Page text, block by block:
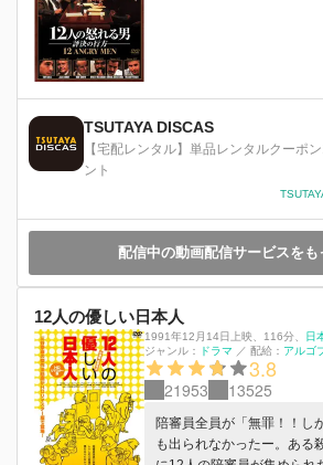
TSUTAYA DISCAS
【宅配レンタル】単品レンタルクーポ
ント
配信中の動画配信サービスをも
12人の優しい日本人
1991年12月14日上映 116分
日
ジャンル：
ドラマ ／ 配給： アルゴ
3.8
21953 13525
陪審員全員が「無罪！！し
も出られなかったー。ある